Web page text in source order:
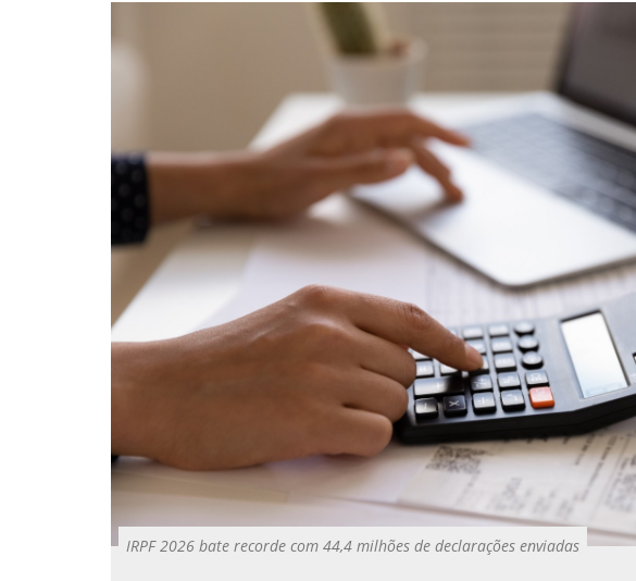
IRPF 2026 bate recorde com 44,4 milhões de declarações enviadas